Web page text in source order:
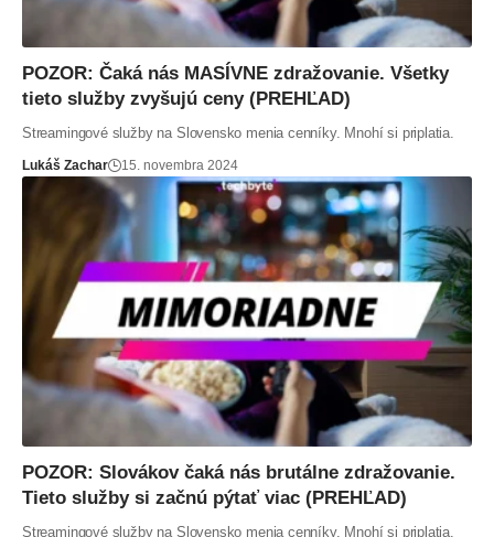
POZOR: Čaká nás MASÍVNE zdražovanie. Všetky
tieto služby zvyšujú ceny (PREHĽAD)
Streamingové služby na Slovensko menia cenníky. Mnohí si priplatia.
Lukáš Zachar 15. novembra 2024
POZOR: Slovákov čaká nás brutálne zdražovanie.
Tieto služby si začnú pýtať viac (PREHĽAD)
Streamingové služby na Slovensko menia cenníky. Mnohí si priplatia.